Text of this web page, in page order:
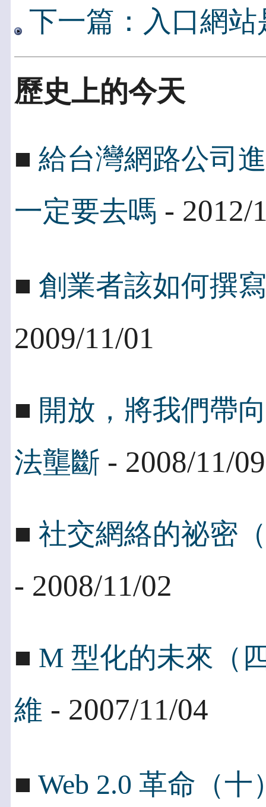
下一篇：入口網
歷史上的今天
■ 給台灣網路公司
一定要去嗎 - 2012/
■ 創業者該如何撰
2009/11/01
■ 開放，將我們帶
法壟斷 - 2008/11/09
■ 社交網絡的祕密
- 2008/11/02
■ M 型化的未來（
維 - 2007/11/04
■ Web 2.0 革命（十